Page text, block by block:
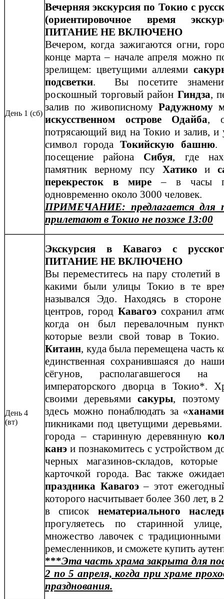
День 1 (сб)
Вечерняя экскурсия по Токио с
(ориентировочное время
ПИТАНИЕ НЕ ВКЛЮЧЕНО
Вечером, когда зажигаются огни,
конце марта – начале апреля можно
зрелищем: цветущими аллеями
подсветки. Вы посетите
роскошный торговый район Гиндза,
залив по живописному Радужному
искусственном острове Одайба,
потрясающий вид на Токио и залив, и
символ городаТокийскую башню.
посещение района Сибуя, где
памятник верному псу Хатико и
перекресток в мире – в часы
одновременно около 3000 человек.
ПРИМЕЧАНИЕ: предлагается для
прилетают в Токио не позже 13:00
День 4
(вт)
Экскурсия в Кавагоэ с
ПИТАНИЕ НЕ ВКЛЮЧЕНО
Вы переместитесь на пару столетий
какими были улицы Токио в те
назывался Эдо. Находясь в
центров, город Кавагоэ сохранил
когда он был перевалочным
которые везли свой товар в
Китаин, куда была перемещена часть
единственная сохранившаяся до
сёгунов, располагавшегося на
императорского дворца в Токио*.
своими деревьями сакуры, поэтому
здесь можно понаблюдать за «ханами
пикниками под цветущими
города – старинную деревянную
канэ и познакомитесь с устройством
черных магазинов-складов,
карточкой города. Вас также
праздника Кавагоэ– этот
которого насчитывает более 360 лет, в
в список нематериального
прогуляетесь по старинной
множество лавочек с
ремесленников, и сможете купить
***Эта часть храма закрыта для
2 по 5 апреля, когда при храме
празднования.